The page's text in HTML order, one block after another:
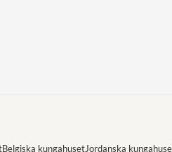
Belgiska kungahusetJordanska